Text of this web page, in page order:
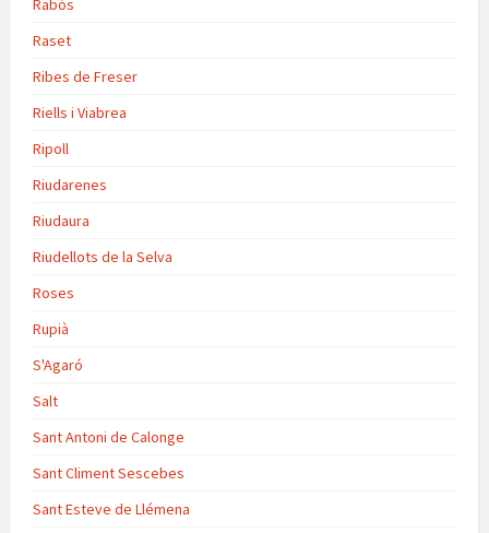
Raset
Ribes de Freser
Riells i Viabrea
Ripoll
Riudarenes
Riudaura
Riudellots de la Selva
Roses
Rupià
S'Agaró
Salt
Sant Antoni de Calonge
Sant Climent Sescebes
Sant Esteve de Llémena